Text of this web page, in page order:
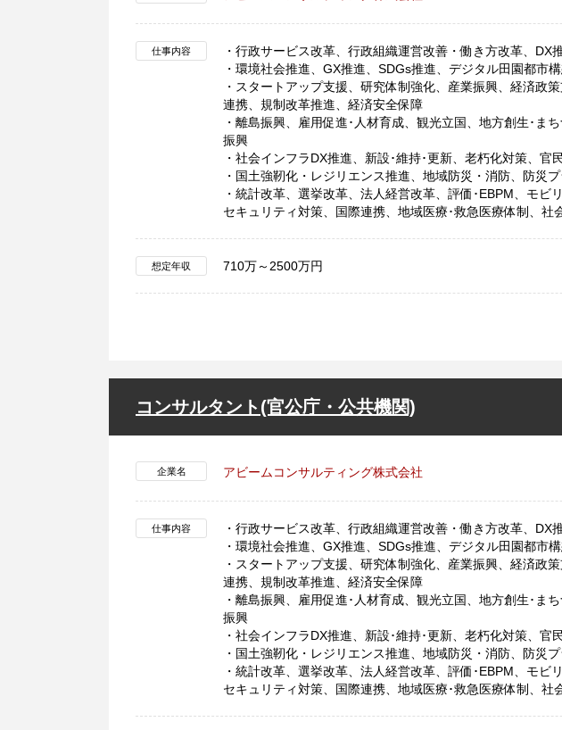
仕事内容
・行政サービス改革、行政組織運営改善・働き方改革、DX
・環境社会推進、GX推進、SDGs推進、デジタル田園都市
・スタートアップ支援、研究体制強化、産業振興、経済政
連携、規制改革推進、経済安全保障
・離島振興、雇用促進･人材育成、観光立国、地方創生･ま
振興
・社会インフラDX推進、新設･維持･更新、老朽化対策、官
・国土強靭化・レジリエンス推進、地域防災・消防、防災
・統計改革、選挙改革、法人経営改革、評価･EBPM、モビ
セキュリティ対策、国際連携、地域医療･救急医療体制、社
想定年収 710万～2500万円
コンサルタント(官公庁・公共機関)
企業名 アビームコンサルティング株式会社
仕事内容
・行政サービス改革、行政組織運営改善・働き方改革、DX
・環境社会推進、GX推進、SDGs推進、デジタル田園都市
・スタートアップ支援、研究体制強化、産業振興、経済政
連携、規制改革推進、経済安全保障
・離島振興、雇用促進･人材育成、観光立国、地方創生･ま
振興
・社会インフラDX推進、新設･維持･更新、老朽化対策、官
・国土強靭化・レジリエンス推進、地域防災・消防、防災
・統計改革、選挙改革、法人経営改革、評価･EBPM、モビ
セキュリティ対策、国際連携、地域医療･救急医療体制、社